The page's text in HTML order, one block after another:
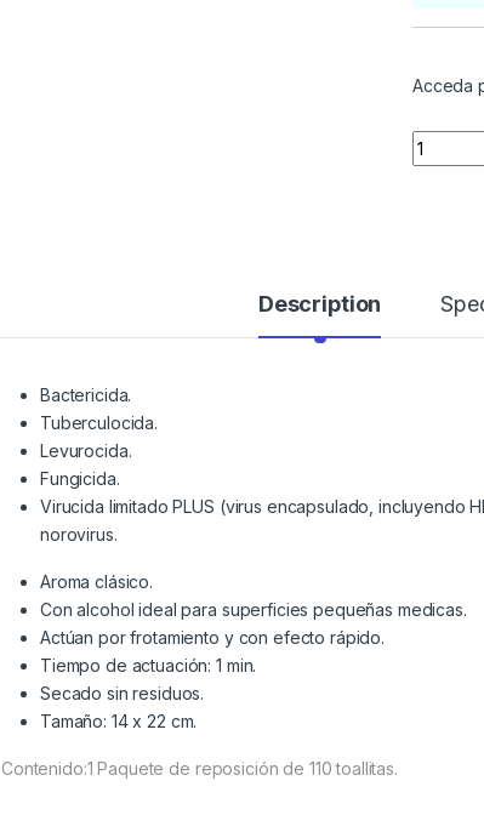
Acceda
Quantity
Description
Bactericida.
Tuberculocida.
Levurocida.
Fungicida.
Virucida limitado PLUS (virus encapsulado, incluyendo
norovirus.
Aroma clásico.
Con alcohol ideal para superficies pequeñas medicas.
Actúan por frotamiento y con efecto rápido.
Tiempo de actuación: 1 min.
Secado sin residuos.
Tamaño: 14 x 22 cm.
Contenido:1 Paquete de reposición de 110 toallitas.